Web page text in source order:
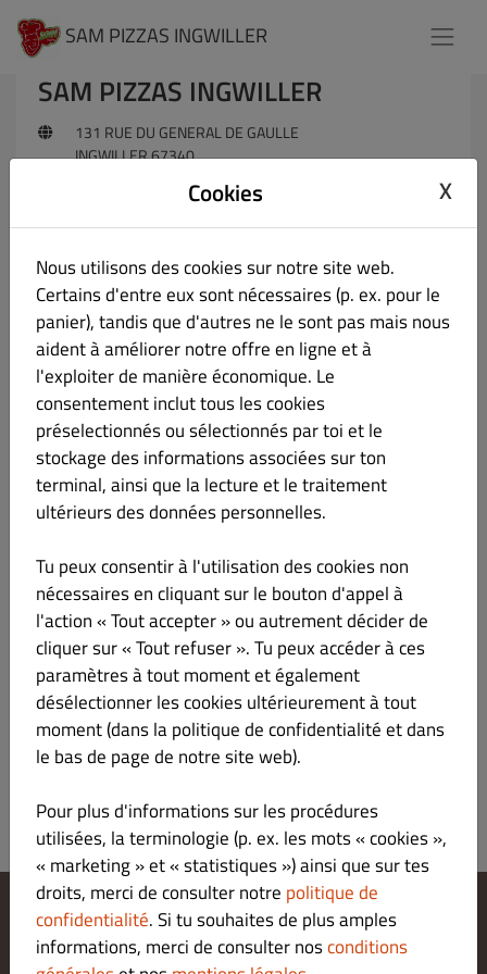
SAM PIZZAS INGWILLER
SAM PIZZAS INGWILLER
131 RUE DU GENERAL DE GAULLE
INGWILLER 67340
+33388919191
N'hésitez pas à envoyer un message
ENVOYER
Modifier les paramètres relatifs aux cookies
Contactez-nous
Cookies X
Nous utilisons des cookies sur notre site web.
Certains d'entre eux sont nécessaires (p. ex. pour le
panier), tandis que d'autres ne le sont pas mais nous
aident à améliorer notre offre en ligne et à
l'exploiter de manière économique. Le
consentement inclut tous les cookies
préselectionnés ou sélectionnés par toi et le
stockage des informations associées sur ton
terminal, ainsi que la lecture et le traitement
ultérieurs des données personnelles.
Tu peux consentir à l'utilisation des cookies non
nécessaires en cliquant sur le bouton d'appel à
l'action « Tout accepter » ou autrement décider de
cliquer sur « Tout refuser ». Tu peux accéder à ces
paramètres à tout moment et également
désélectionner les cookies ultérieurement à tout
moment (dans la politique de confidentialité et dans
le bas de page de notre site web).
Pour plus d'informations sur les procédures
utilisées, la terminologie (p. ex. les mots « cookies »,
« marketing » et « statistiques ») ainsi que sur tes
droits, merci de consulter notre politique de
confidentialité. Si tu souhaites de plus amples
informations, merci de consulter nosconditions